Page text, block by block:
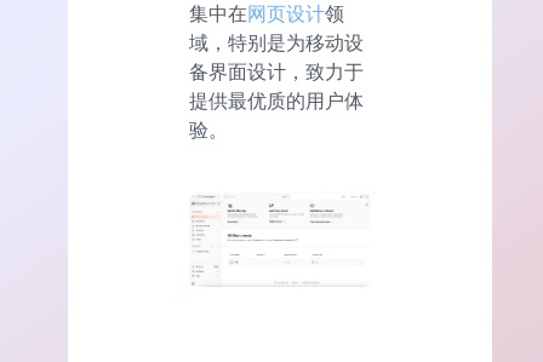
集中在网页设计领
域，特别是为移动设
备界面设计，致力于
提供最优质的用户体
验。